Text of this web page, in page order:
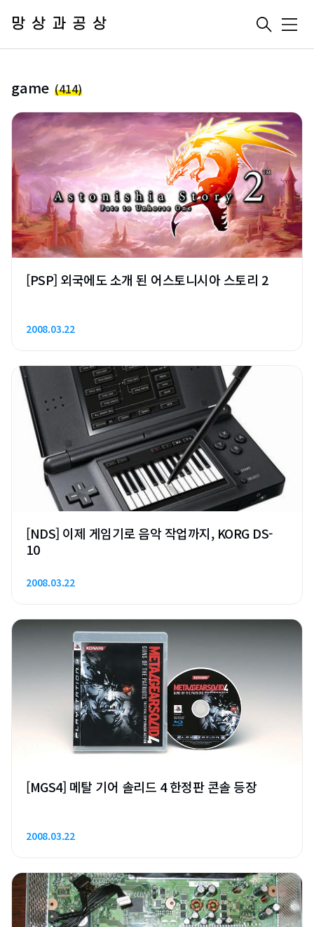
망상과공상 메
game (414)
[PSP] 외국에도 소개 된 어스토니시아 스토리 2
2008.03.22
[NDS] 이제 게임기로 음악 작업까지, KORG DS-
10
2008.03.22
[MGS4] 메탈 기어 솔리드 4 한정판 콘솔 등장
2008.03.22